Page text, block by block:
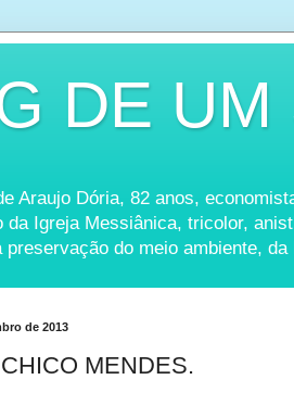
DE
Araujo Dória, 82 anos,
da Igreja Messiânica, tricolor,
do meio ambiente,
de 2013
MENDES.